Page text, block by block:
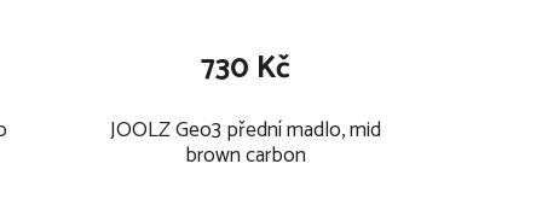
JOOLZ Geo3 přední madlo, mid
brown carbon
730 Kč